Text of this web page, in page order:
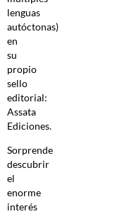
lenguas
autóctonas)
en
su
propio
sello
editorial:
Assata
Ediciones.
Sorprende
descubrir
el
enorme
interés